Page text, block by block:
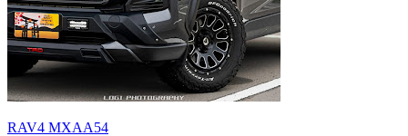
RAV4 MXAA54